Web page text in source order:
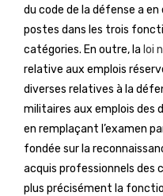
du code de la défense a
postes dans les trois
catégories. En outre, la loi
relative aux emplois
diverses relatives à la
militaires aux emplois des
en remplaçant l’examen
fondée sur la
acquis professionnels des
plus précisément la